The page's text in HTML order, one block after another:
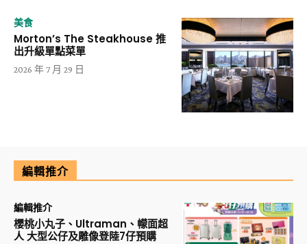
美食
Morton’s The Steakhouse 推
出升級單點菜單
2026 年 7 月 29 日
編輯推介
編輯推介
櫻桃小丸子、Ultraman、幪面超
人 大型公仔及雕像登陸7仔預購